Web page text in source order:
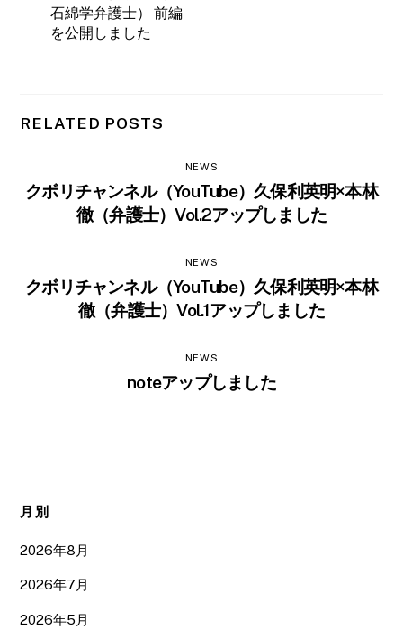
石綿学弁護士） 前編
を公開しました
RELATED POSTS
NEWS
クボリチャンネル（YouTube）久保利英明×本林
徹（弁護士）Vol.2アップしました
NEWS
クボリチャンネル（YouTube）久保利英明×本林
徹（弁護士）Vol.1アップしました
NEWS
noteアップしました
月別
2026年8月
2026年7月
2026年5月